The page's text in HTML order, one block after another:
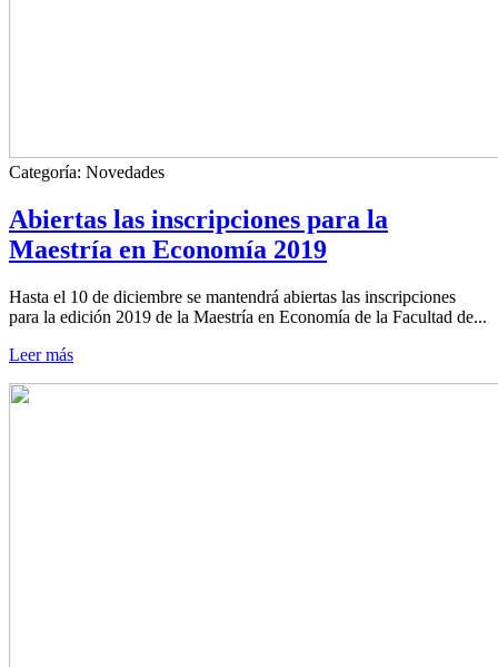
Categoría: Novedades
Abiertas las inscripciones para la
Maestría en Economía 2019
Hasta el 10 de diciembre se mantendrá abiertas las inscripciones
para la edición 2019 de la Maestría en Economía de la Facultad de...
Leer más